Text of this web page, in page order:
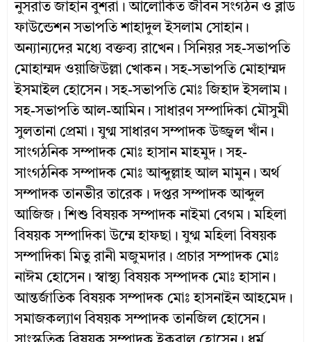
নুসরাত জাহান বুশরা। আলোকিত জীবন সংগঠন ও ব্লাড
ফাউন্ডেশন সভাপতি শাহাদুল ইসলাম সোহান।
অন্যান্যদের মধ্যে বক্তব্য রাখেন। সিনিয়র সহ-সভাপতি
মোহাম্মদ ওয়াজিউল্লা খোকন। সহ-সভাপতি মোহাম্মদ
ইসমাইল হোসেন। সহ-সভাপতি মোঃ জিহাদ ইসলাম।
সহ-সভাপতি আল-আমিন। সাধারণ সম্পাদিকা মৌসুমী
সুলতানা প্রেমা। যুগ্ম সাধারণ সম্পাদক উজ্জ্বল খাঁন।
সাংগঠনিক সম্পাদক মোঃ হাসান মাহমুদ। সহ-
সাংগঠনিক সম্পাদক মোঃ আব্দুল্লাহ আল মামুন। অর্থ
সম্পাদক তানভীর তারেক। দপ্তর সম্পাদক আব্দুল
আজিজ। শিশু বিষয়ক সম্পাদক নাইমা বেগম। মহিলা
বিষয়ক সম্পাদিকা উম্মে হাফছা। যুগ্ম মহিলা বিষয়ক
সম্পাদিকা মিতু রানী মজুমদার। প্রচার সম্পাদক মোঃ
নাঈম হোসেন। স্বাস্থ্য বিষয়ক সম্পাদক মোঃ হাসান।
আন্তর্জাতিক বিষয়ক সম্পাদক মোঃ হাসনাইন আহমেদ।
সমাজকল্যাণ বিষয়ক সম্পাদক তানজিল হোসেন।